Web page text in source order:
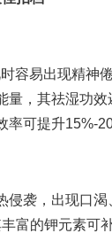
易出现精神
，其祛湿功效
可提升15%-
袭，出现口渴
富的钾元素可